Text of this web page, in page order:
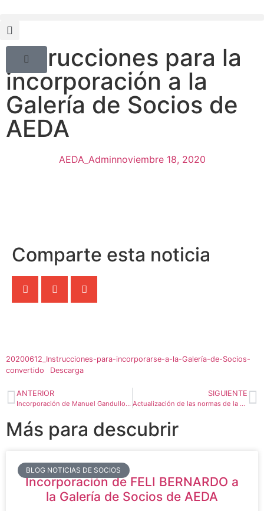
Instrucciones para la
incorporación a la
Galería de Socios de
AEDA
AEDA_Adminnoviembre 18, 2020
Comparte esta noticia
20200612_Instrucciones-para-incorporarse-a-la-Galería-de-Socios-
convertido
Descarga
ANTERIOR
Incorporación de Manuel Gandullo a la Galería Premium de AEDA
SIGUIENTE
Actualización de las normas de la «1ª Subasta Virtual de AEDA»
Más para descubrir
BLOG NOTICIAS DE SOCIOS
Incorporación de FELI BERNARDO a
la Galería de Socios de AEDA